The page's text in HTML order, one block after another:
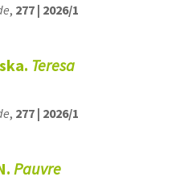
, 277 | 2026/1
Teresa
, 277 | 2026/1
Pauvre